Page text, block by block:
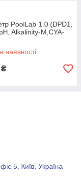
PoolLab 1.0 (DPD1,
Alkalinity-M,CYA-
наявності
₴
5, Київ, Україна